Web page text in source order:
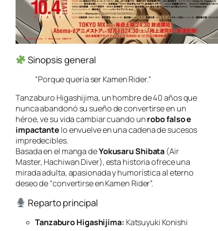
Sinopsis general
“Porque quería ser Kamen Rider.”
Tanzaburo Higashijima, un hombre de 40 años que
nunca abandonó su sueño de convertirse en un
héroe, ve su vida cambiar cuando unrobo falso e
impactantelo envuelve en una cadena de sucesos
impredecibles.
Basada en el manga deYokusaru Shibata (Air
Master, Hachiwan Diver), esta historia ofrece una
mirada adulta, apasionada y humorística al eterno
deseo de “convertirse en Kamen Rider”.
Reparto principal
Tanzaburo Higashijima: Katsuyuki Konishi